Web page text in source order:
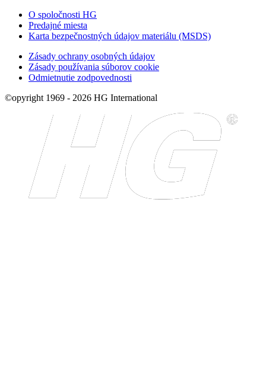
O spoločnosti HG
Predajné miesta
Karta bezpečnostných údajov materiálu (MSDS)
Zásady ochrany osobných údajov
Zásady používania súborov cookie
Odmietnutie zodpovednosti
©opyright 1969 - 2026 HG International